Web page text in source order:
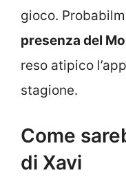
gioco.
presenza del
reso atipico
stagione.
Come
di Xavi